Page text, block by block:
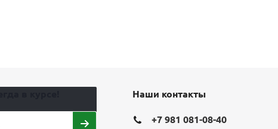
Наши контакты
+7 981 081-08-40